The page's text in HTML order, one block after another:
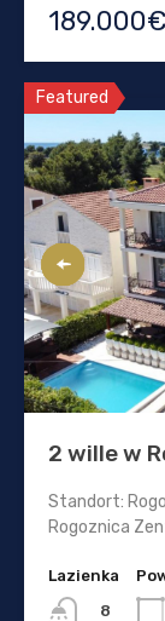
189.000€
Featured
2 wille w
Standort:
Rogoznica
Lazienka
8